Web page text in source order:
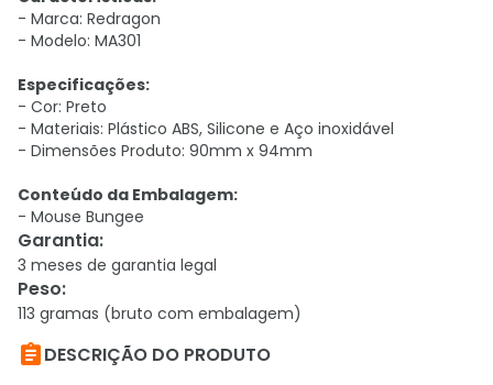
- Marca: Redragon
- Modelo: MA301
Especificações:
- Cor: Preto
- Materiais: Plástico ABS, Silicone e Aço inoxidável
- Dimensões Produto: 90mm x 94mm
Conteúdo da Embalagem:
- Mouse Bungee
Garantia:
3 meses de garantia legal
Peso:
113 gramas (bruto com embalagem)
DESCRIÇÃO DO PRODUTO